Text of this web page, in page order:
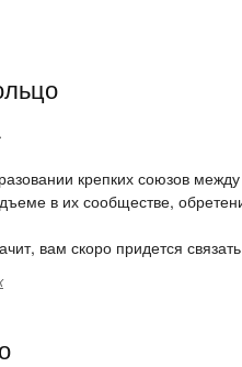
крепких союзов
в их сообществе,
вам скоро придется